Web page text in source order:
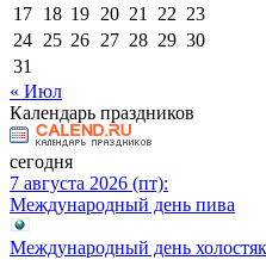
17 18 19 20 21 22 23
24 25 26 27 28 29 30
31
« Июл
Календарь праздников
сегодня
7 августа 2026 (пт):
Международный день пива
Международный день